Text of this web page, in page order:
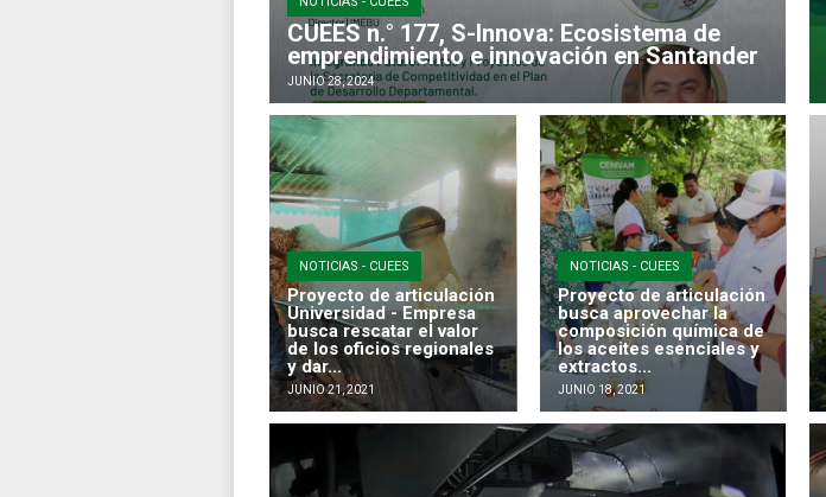
CUEES n.° 177, S-Innova: Ecosistema de
emprendimiento e innovación en Santander
JUNIO 28, 2024
NOTICIAS - CUEES
Proyecto de articulación
Universidad - Empresa
busca rescatar el valor
de los oficios regionales
y dar...
JUNIO 21, 2021
NOTICIAS - CUEES
Proyecto de articulación
busca aprovechar la
composición química de
los aceites esenciales y
extractos...
JUNIO 18, 2021